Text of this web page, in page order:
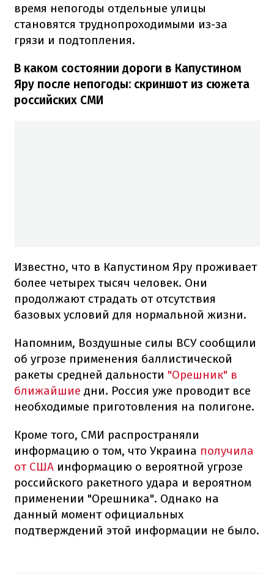
время непогоды отдельные улицы
становятся труднопроходимыми из-за
грязи и подтопления.
В каком состоянии дороги в Капустином
Яру после непогоды: скриншот из сюжета
российских СМИ
Известно, что в Капустином Яру проживает
более четырех тысяч человек. Они
продолжают страдать от отсутствия
базовых условий для нормальной жизни.
Напомним, Воздушные силы ВСУ сообщили
об угрозе применения баллистической
ракеты средней дальности "Орешник" в
ближайшие дни. Россия уже проводит все
необходимые приготовления на полигоне.
Кроме того, СМИ распространяли
информацию о том, что Украина получила
от США информацию о вероятной угрозе
российского ракетного удара и вероятном
применении "Орешника". Однако на
данный момент официальных
подтверждений этой информации не было.